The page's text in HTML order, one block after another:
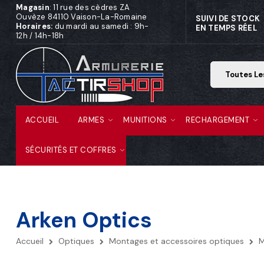
Magasin: 11 rue des cèdres ZA
Ouvèze 84110 Vaison-La-Romaine
Horaires: du mardi au samedi : 9h-
12h / 14h-18h
SUIVI DE STOCK
EN TEMPS RÉEL
ACCUEIL ARMES MUNITIONS RECHARGEMENT
SÉCURITÉS ET COFFRES
Arken Optics
Accueil Optiques Montages et accessoires optiques